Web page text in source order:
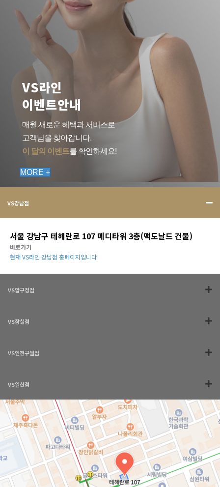
VS라인
이벤트안내
매월 새로운 혜택과 서비스로
고객님을 찾아갑니다.
이 달의 이벤트를 확인하세요!
MORE +
VS강남점
서울 강남구 테헤란로 107 메디타워 3층(맥도날드 건물)
바로가기
현재 VS라인 강남점 홈페이지입니다
VS압구정점
VS잠실점
VS인천구월점
VS일산점